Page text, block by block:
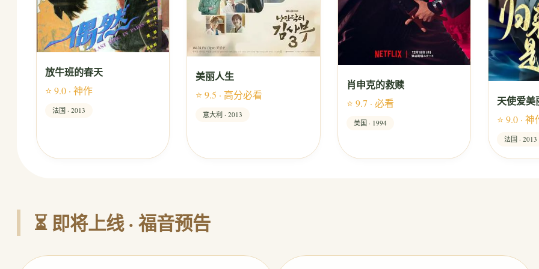
放牛班的春天
⭐ 9.0 · 神作
法国 · 2013
美丽人生
⭐ 9.5 · 高分必看
意大利 · 2013
肖申克的救赎
⭐ 9.7 · 必看
美国 · 1994
天使爱美
⭐ 9.0 · 神
法国 · 2013
⏳ 即将上线 · 福音预告